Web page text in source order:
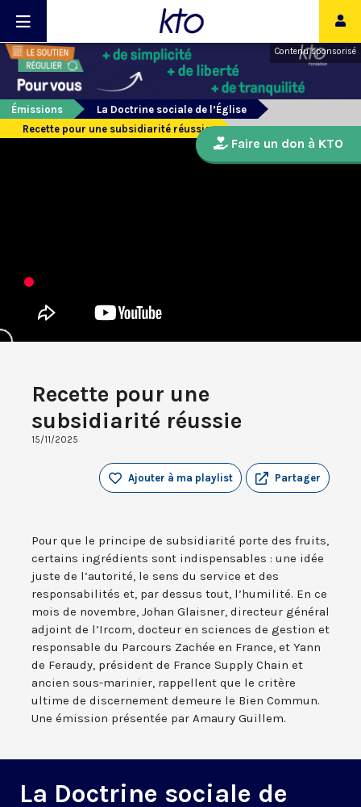
Contenu sponsorisé
Émissions
La Doctrine sociale de l’Église
Recette pour une subsidiarité réussie
Recette pour une
subsidiarité réussie
15/11/2025
Partager
Ajouter à ma playlist
Pour que le principe de subsidiarité porte des fruits,
certains ingrédients sont indispensables : une idée
juste de l’autorité, le sens du service et des
responsabilités et, par dessus tout, l’humilité. En ce
mois de novembre, Johan Glaisner, directeur général
adjoint de l’Ircom, docteur en sciences de gestion et
responsable du Parcours Zachée en France, et Yann
de Feraudy, président de France Supply Chain et
ancien sous-marinier, rappellent que le critère
ultime de discernement demeure le Bien Commun.
Une émission présentée par Amaury Guillem.
La Doctrine sociale de
Faire un don à KTO